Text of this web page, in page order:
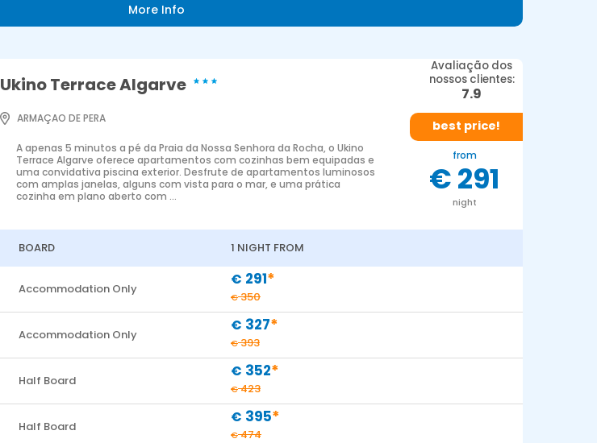
More Info
Ukino Terrace Algarve
ARMAÇAO DE PERA
Avaliação dos
nossos clientes:
7.9
A apenas 5 minutos a pé da Praia da Nossa Senhora da Rocha, o Ukino
Terrace Algarve oferece apartamentos com cozinhas bem equipadas e
uma convidativa piscina exterior. Desfrute de apartamentos luminosos
com amplas janelas, alguns com vista para o mar, e uma prática
cozinha em plano aberto com ...
best price!
from
€ 291
night
BOARD 1 NIGHT FROM
Accommodation Only
€ 291*
€350
Accommodation Only
€ 327*
€393
Half Board
€ 352*
€423
Half Board
€ 395*
€474